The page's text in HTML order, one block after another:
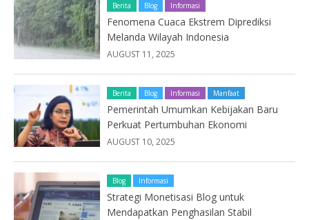
Berita Blog Informasi
Fenomena Cuaca Ekstrem Diprediksi
Melanda Wilayah Indonesia
AUGUST 11, 2025
Berita Blog Informasi Manfaat
Pemerintah Umumkan Kebijakan Baru
Perkuat Pertumbuhan Ekonomi
AUGUST 10, 2025
Blog Informasi
Strategi Monetisasi Blog untuk
Mendapatkan Penghasilan Stabil